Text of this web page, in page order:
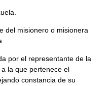
del misionero o misionera
por el representante de la
la que pertenece el
constancia de su